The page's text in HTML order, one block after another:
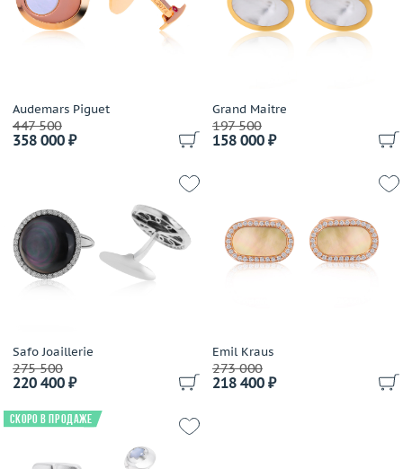
Audemars Piguet
447 500
358 000 ₽
Grand Maitre
197 500
158 000 ₽
Safo Joaillerie
275 500
220 400 ₽
Emil Kraus
273 000
218 400 ₽
Скоро в продаже